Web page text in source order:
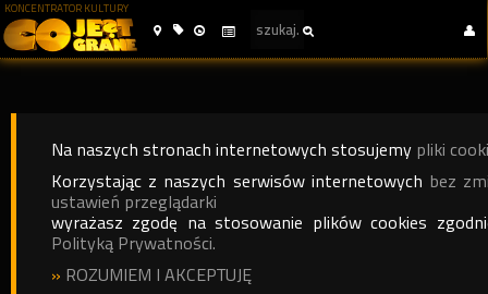
KONCENTRATOR KULTURY
Na naszych stronach internetowych stosujemy pliki
Korzystając z naszych serwisów internetowych bez
ustawień przeglądarki
wyrażasz zgodę na stosowanie plików cookies
Polityką Prywatności.
» ROZUMIEM I AKCEPTUJĘ